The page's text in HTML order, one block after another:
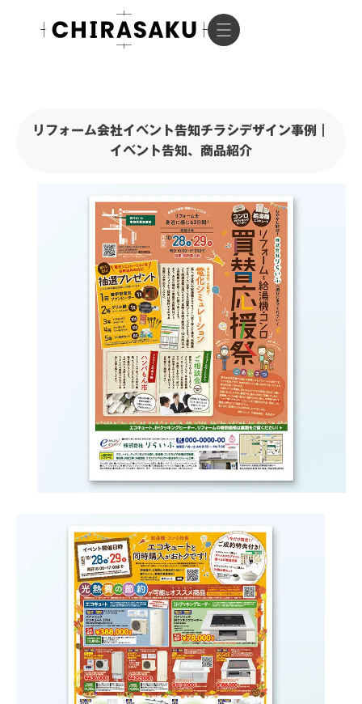
リフォーム会社イベント告知チラシデザイン事例｜
イベント告知、商品紹介